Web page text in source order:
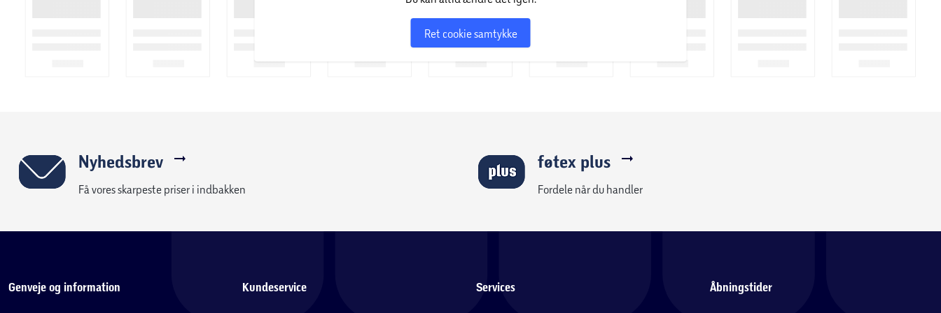
Ret cookie samtykke
Nyhedsbrev
Få vores skarpeste priser i indbakken
føtex plus
Fordele når du handler
Genveje og information Kundeservice Services Åbningstider